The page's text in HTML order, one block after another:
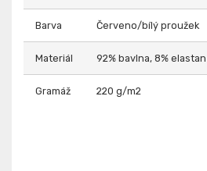
Barva Červeno/bílý proužek
Materiál 92% bavlna, 8% elastan
Gramáž 220 g/m2